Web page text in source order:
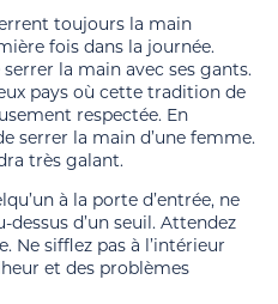
toujours la main
fois dans la journée.
la main avec ses gants.
pays où cette tradition de
respectée. En
serrer la main d’une femme.
très galant.
à la porte d’entrée, ne
d’un seuil. Attendez
Ne sifflez pas à l’intérieur
et des problèmes